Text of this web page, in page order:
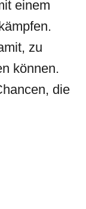
einem
zu
können.
die